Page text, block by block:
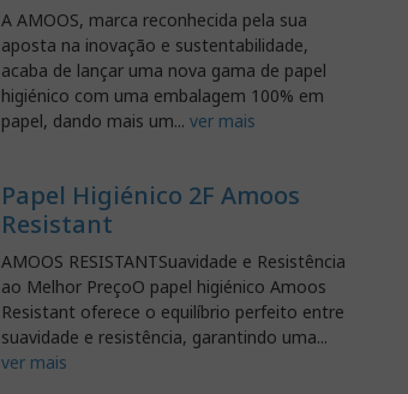
A AMOOS, marca reconhecida pela sua
aposta na inovação e sustentabilidade,
acaba de lançar uma nova gama de papel
higiénico com uma embalagem 100% em
papel, dando mais um... ver mais
Papel Higiénico 2F Amoos
Resistant
AMOOS RESISTANTSuavidade e Resistência
ao Melhor PreçoO papel higiénico Amoos
Resistant oferece o equilíbrio perfeito entre
suavidade e resistência, garantindo uma...
ver mais